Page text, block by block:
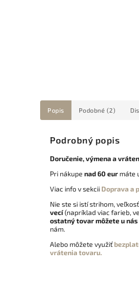
Popis Podobné (2)
Podrobný popis
Doručenie, výmena a
Pri nákupe nad 60 eur máte
Viac info v sekcii Doprava a
Nie ste si istí strihom,
vecí(napríklad viac farieb,
ostatný tovar môžete u
nám.
Alebo môžete využiť
vrátenia tovaru.